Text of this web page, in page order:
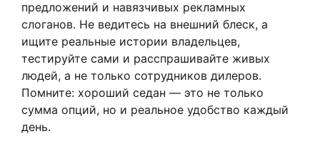
предложений и навязчивых рекламных
слоганов. Не ведитесь на внешний блеск, а
ищите реальные истории владельцев,
тестируйте сами и расспрашивайте живых
людей, а не только сотрудников дилеров.
Помните: хороший седан — это не только
сумма опций, но и реальное удобство каждый
день.